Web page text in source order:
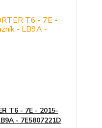
T6 - 7E - 2015-
- 7E5807221D